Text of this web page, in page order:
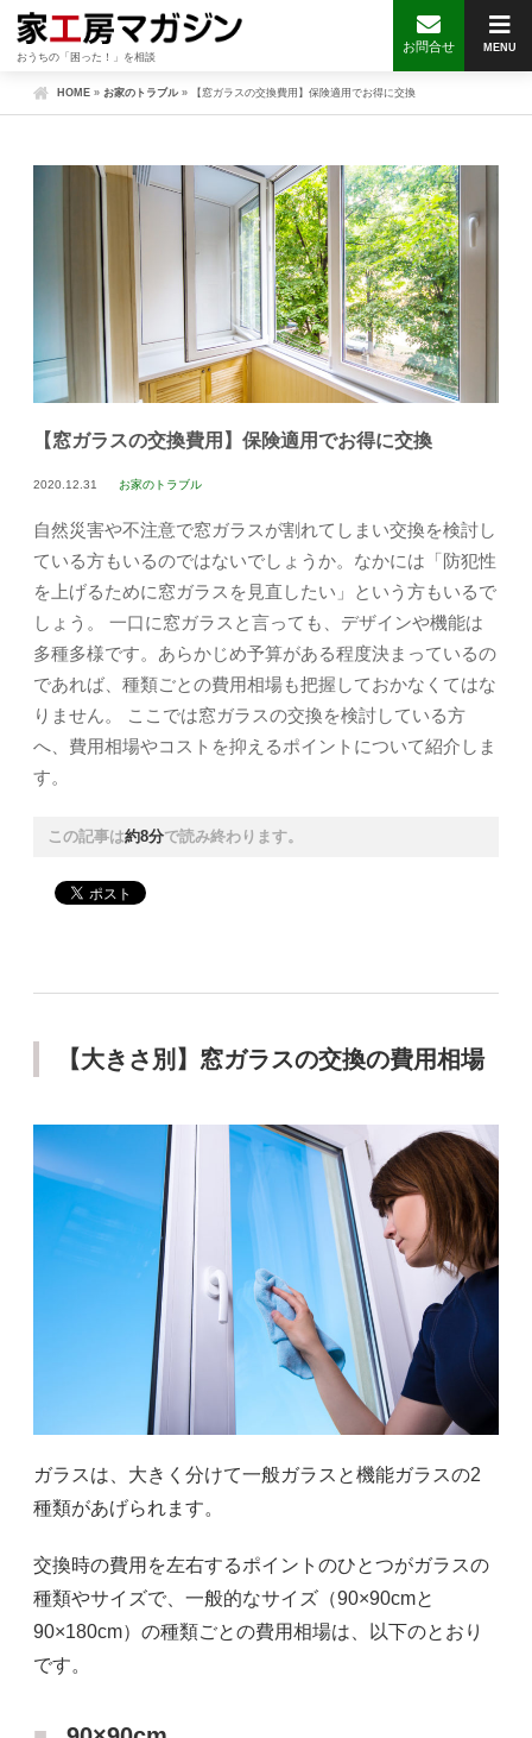
おうちの「困った！」を相談
MENU
お問合せ
HOME » お家のトラブル » 【窓ガラスの交換費用】保険適用でお得に交換
【窓ガラスの交換費用】保険適用でお得に交換
2020.12.31 お家のトラブル
自然災害や不注意で窓ガラスが割れてしまい交換を検討し
ている方もいるのではないでしょうか。なかには「防犯性
を上げるために窓ガラスを見直したい」という方もいるで
しょう。 一口に窓ガラスと言っても、デザインや機能は
多種多様です。あらかじめ予算がある程度決まっているの
であれば、種類ごとの費用相場も把握しておかなくてはな
りません。 ここでは窓ガラスの交換を検討している方
へ、費用相場やコストを抑えるポイントについて紹介しま
す。
この記事は約8分で読み終わります。
【大きさ別】窓ガラスの交換の費用相場
ガラスは、大きく分けて一般ガラスと機能ガラスの2
種類があげられます。
交換時の費用を左右するポイントのひとつがガラスの
種類やサイズで、一般的なサイズ（90×90cmと
90×180cm）の種類ごとの費用相場は、以下のとおり
です。